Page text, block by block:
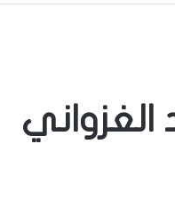
الغزواني